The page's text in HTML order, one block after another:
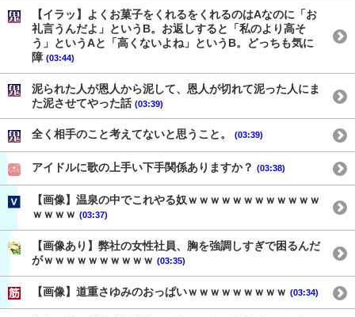
【イラッ】よくお菓子をくれるをくれるのはAなのに「お
礼言うんだよ」というB。お返しすると「私のより高そ
う」というAと「高くないよね」というB。どっちも気に
障 (03:44)
泥られた人が恩人から泥して、恩人が切れて泥った人にま
た泥させてやった話 (03:39)
全く相手のこと考えてないと思うこと。 (03:39)
アイドルに歌の上手い下手関係ありますか？ (03:38)
【画像】温泉の中でこれやる奴ｗｗｗｗｗｗｗｗｗｗｗｗ
ｗｗｗｗ (03:37)
【画像あり】弊社の女性社員、胸を強調しすぎで困るんだ
がｗｗｗｗｗｗｗｗｗｗ (03:35)
【画像】道重さゆみのおっぱいｗｗｗｗｗｗｗｗｗ (03:34)